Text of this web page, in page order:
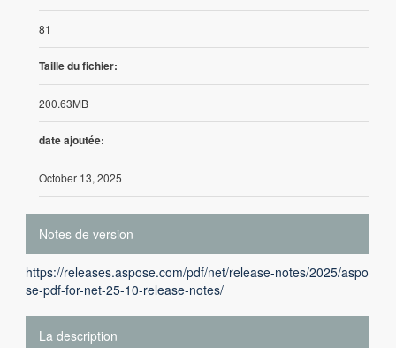
81
Taille du fichier:
200.63MB
date ajoutée:
October 13, 2025
Notes de version
https://releases.aspose.com/pdf/net/release-notes/2025/aspo
se-pdf-for-net-25-10-release-notes/
La description